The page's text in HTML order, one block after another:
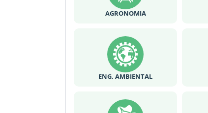
AGRONOMIA
ENG. AMBIENTAL